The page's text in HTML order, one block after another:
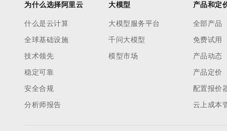
为什么选择阿里云
什么是云计算
全球基础设施
技术领先
稳定可靠
安全合规
分析师报告
大模型
大模型服务平台
千问大模型
模型市场
产品和定
全部产品
免费试用
产品动态
产品定价
配置报价
云上成本